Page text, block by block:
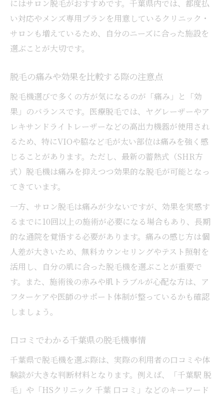
VIO脱毛を選択する際の注意ポイント
安心して通える女性専用クリニックの特徴
にはサロン脱毛がおすすめです。千葉県内では、都度払
い対応やメンズ専用プランを用意しているクリニック・
サロンも増えているため、自分のニーズに合った施設を
選ぶことが大切です。
脱毛の痛みや効果を比較する際の注意点
脱毛機選びで多くの方が気になるのが「痛み」と「効
果」のバランスです。医療脱毛では、ヤグレーザーやア
レキサンドライトレーザーなどの高出力機器が使用され
るため、特にVIOや脇など毛が太い部位は痛みを強く感
じることがあります。ただし、最新の蓄熱式（SHR方
式）脱毛機は痛みを抑えつつ効果的な脱毛が可能となっ
てきています。
一方、サロン脱毛は痛みが少ないですが、効果を実感す
るまでに10回以上の施術が必要になる場合もあり、長期
的な通院を覚悟する必要があります。痛みの感じ方は個
人差が大きいため、無料カウンセリングやテスト照射を
活用し、自分の肌に合った脱毛機を選ぶことが重要で
す。また、施術後の赤みや肌トラブルが心配な方は、ア
フターケアや医師のサポート体制が整っているかも確認
しましょう。
口コミでわかる千葉県の脱毛機事情
千葉県で脱毛機を選ぶ際は、実際の利用者の口コミや体
験談が大きな判断材料となります。例えば、「千葉駅 脱
毛」や「HSクリニック 千葉 口コミ」などのキーワード